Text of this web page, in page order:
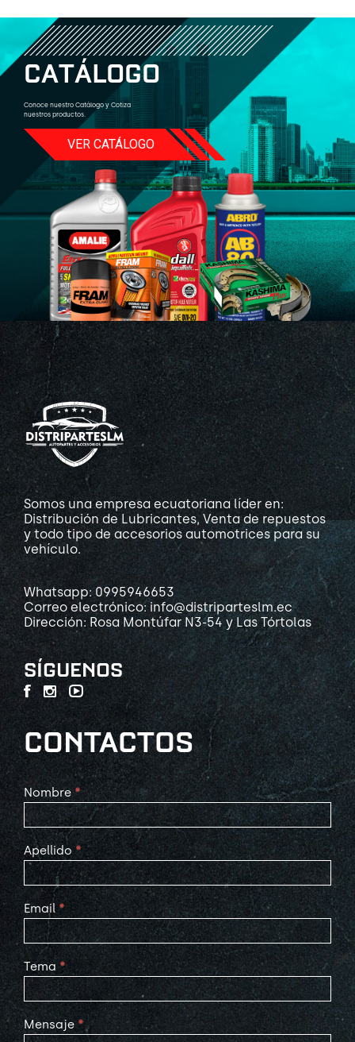
CATÁLOGO
Conoce nuestro Catálogo y Cotiza
nuestros productos.
VER CATÁLOGO
Somos una empresa ecuatoriana líder en:
Distribución de Lubricantes, Venta de repuestos
y todo tipo de accesorios automotrices para su
vehículo.
Whatsapp: 0995946653
Correo electrónico: info@distriparteslm.ec
Dirección: Rosa Montúfar N3-54 y Las Tórtolas
SÍGUENOS
CONTACTOS
Contact
Us
Nombre *
Apellido *
Email *
Tema *
Mensaje *